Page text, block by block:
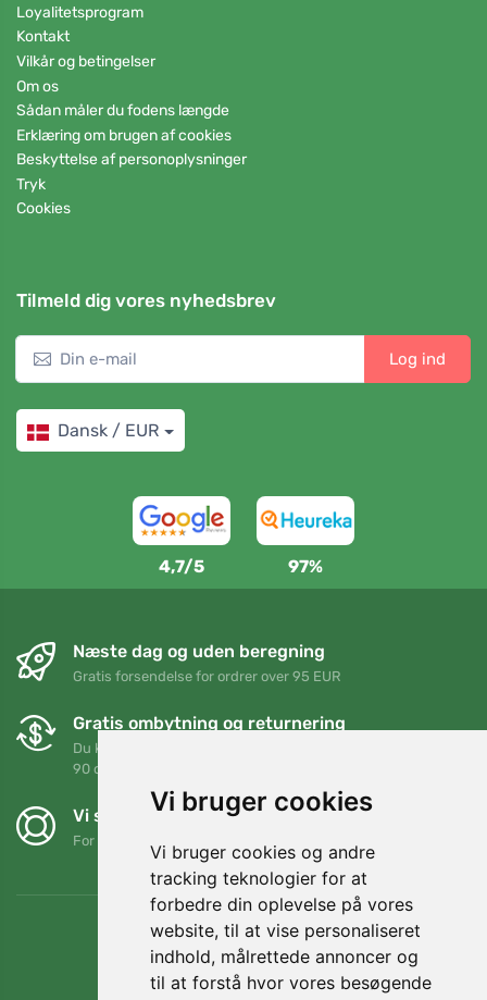
Vi bruger cookies
Vi bruger cookies og andre
tracking teknologier for at
forbedre din oplevelse på vores
website, til at vise personaliseret
indhold, målrettede annoncer og
til at forstå hvor vores besøgende
Loyalitetsprogram
Kontakt
Vilkår og betingelser
Om os
Sådan måler du fodens længde
Erklæring om brugen af cookies
Beskyttelse af personoplysninger
Tryk
Cookies
Tilmeld dig vores nyhedsbrev
Log ind
Dansk / EUR
4,7/5 97%
Næste dag og uden beregning
Gratis forsendelse for ordrer over 95 EUR
Gratis ombytning og returnering
Du kan returnere eller bytte din ordre når som helst inden for
90 dage
Vi støtter Trees.org
For hver ordre planter vi et træ! Læs mere